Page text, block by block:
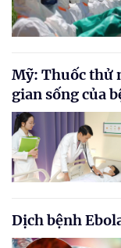
Mỹ: Thuốc thử
gian sống của
Dịch bệnh